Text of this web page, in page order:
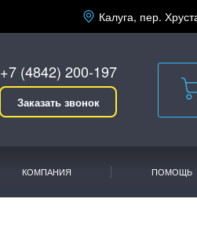
Калуга, пер.
+7 (4842) 200-197
Заказать звонок
КОМПАНИЯ ПОМОЩЬ